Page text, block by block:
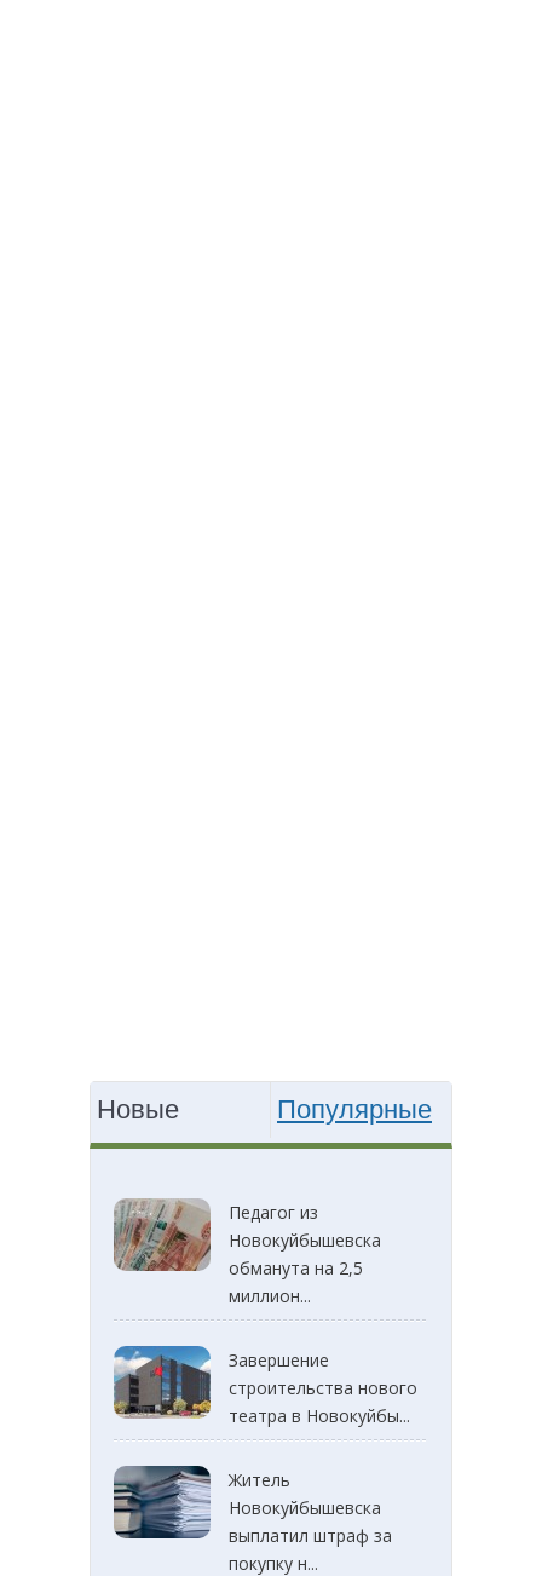
Новые Популярные
Педагог из
Новокуйбышевска
обманута на 2,5
миллион...
Завершение
строительства нового
театра в Новокуйбы...
Житель
Новокуйбышевска
выплатил штраф за
покупку н...